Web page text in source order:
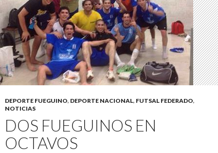
DEPORTE FUEGUINO, DEPORTE NACIONAL, FUTSAL FEDERADO,
NOTICIAS
DOS FUEGUINOS EN
OCTAVOS